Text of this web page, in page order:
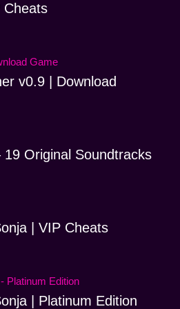
Cheats
v0.9 | Download
Original Soundtracks
| VIP Cheats
| Platinum Edition